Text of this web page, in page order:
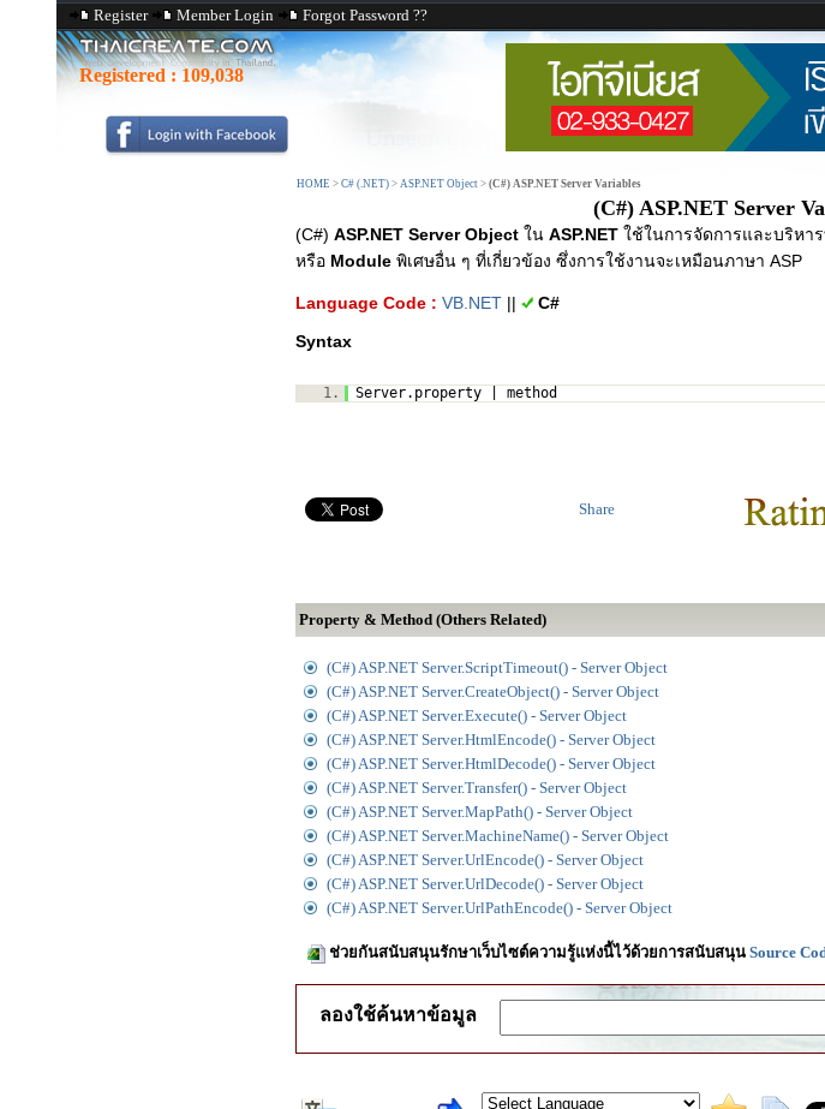
Register Member Login Forgot Password ??
Registered : 109,038
HOME > C# (.NET) > ASP.NET Object > (C#) ASP.NET Server Variables
(C#) ASP.NET Server
(C#) ASP.NET Server Object ใน ASP.NET ใช้ในการจัดการและบริหา
หรือ Module พิเศษอื่น ๆ ที่เกี่ยวข้อง ซึ่งการใช้งานจะเหมือนภาษา ASP
Language Code : VB.NET ||
C#
Syntax
1. Server.property | method
Share
Property & Method (Others Related)
(C#) ASP.NET Server.ScriptTimeout() - Server Object
(C#) ASP.NET Server.CreateObject() - Server Object
(C#) ASP.NET Server.Execute() - Server Object
(C#) ASP.NET Server.HtmlEncode() - Server Object
(C#) ASP.NET Server.HtmlDecode() - Server Object
(C#) ASP.NET Server.Transfer() - Server Object
(C#) ASP.NET Server.MapPath() - Server Object
(C#) ASP.NET Server.MachineName() - Server Object
(C#) ASP.NET Server.UrlEncode() - Server Object
(C#) ASP.NET Server.UrlDecode() - Server Object
(C#) ASP.NET Server.UrlPathEncode() - Server Object
ช่วยกันสนับสนุนรักษาเว็บไซต์ความรู้แห่งนี้ไว้ด้วยการสนับสนุน Source
ลองใช้ค้นหาข้อมูล